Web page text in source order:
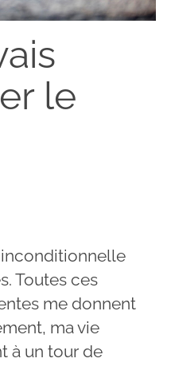
le
inconditionnelle
Toutes ces
me donnent
ma vie
à un tour de